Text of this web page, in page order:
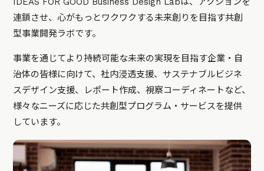
連鎖させ、心がもっとワクワクする未来創りを目指す共創
型事業開発ラボです。
事業を通じてより持続可能な未来の実現を目指す企業・自
治体の皆様に向けて、社内浸透支援、サステナブルビジネ
スデザイン支援、レポート作成、視察コーディネートなど、
様々なニーズに応じた共創型プログラム・サービスを提供
しています。